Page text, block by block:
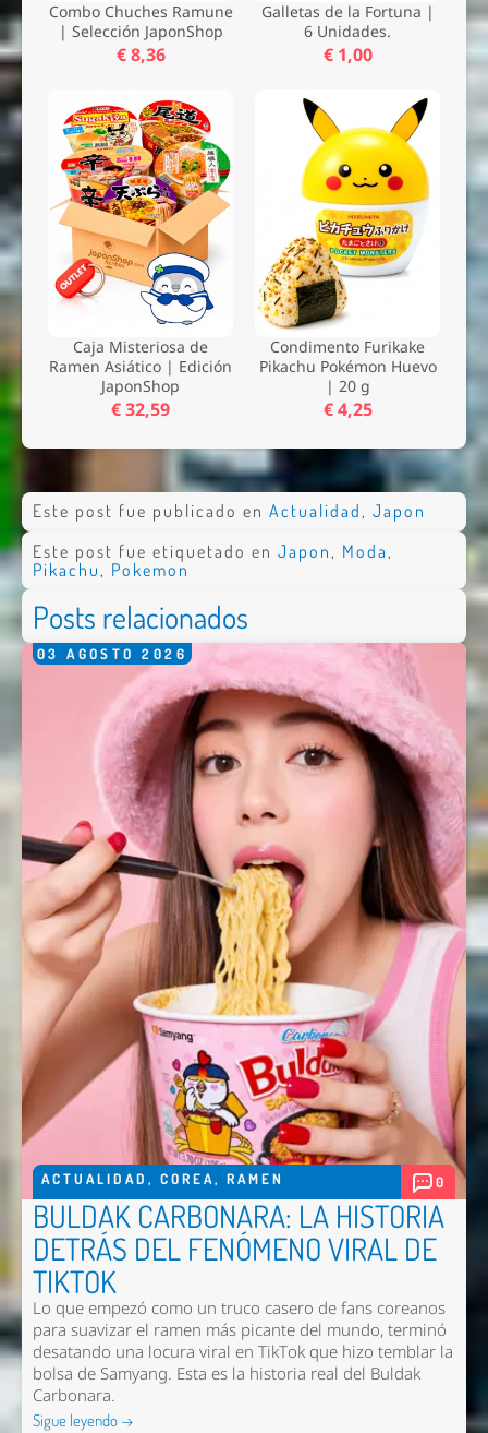
Combo Chuches Ramune
| Selección JaponShop
€ 8,36
Galletas de la Fortuna |
6 Unidades.
€ 1,00
Caja Misteriosa de
Ramen Asiático | Edición
JaponShop
€ 32,59
Condimento Furikake
Pikachu Pokémon Huevo
| 20 g
€ 4,25
Este post fue publicado en Actualidad, Japon
Este post fue etiquetado en Japon , Moda ,
Pikachu , Pokemon
Posts relacionados
03 AGOSTO 2026
ACTUALIDAD , COREA, RAMEN 0
BULDAK CARBONARA: LA HISTORIA
DETRÁS DEL FENÓMENO VIRAL DE
TIKTOK
Lo que empezó como un truco casero de fans coreanos
para suavizar el ramen más picante del mundo, terminó
desatando una locura viral en TikTok que hizo temblar la
bolsa de Samyang. Esta es la historia real del Buldak
Carbonara.
Sigue leyendo →
Nombre *
Email *
Comentario *